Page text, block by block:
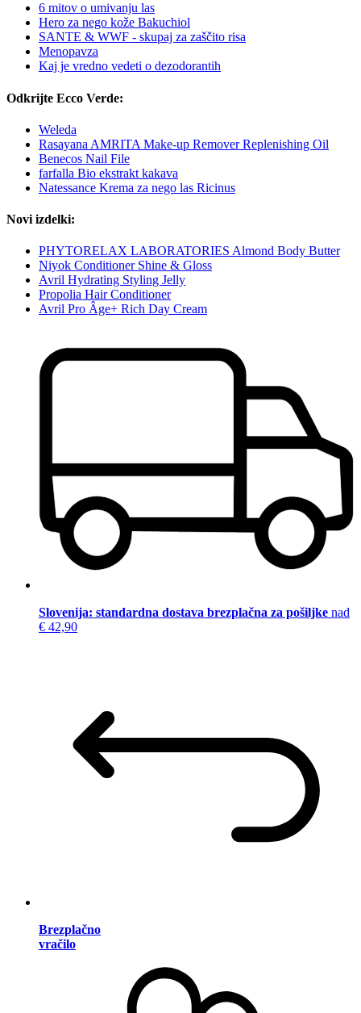
6 mitov o umivanju las
Hero za nego kože Bakuchiol
SANTE & WWF - skupaj za zaščito risa
Menopavza
Kaj je vredno vedeti o dezodorantih
Odkrijte Ecco Verde:
Weleda
Rasayana AMRITA Make-up Remover Replenishing Oil
Benecos Nail File
farfalla Bio ekstrakt kakava
Natessance Krema za nego las Ricinus
Novi izdelki:
PHYTORELAX LABORATORIES Almond Body Butter
Niyok Conditioner Shine & Gloss
Avril Hydrating Styling Jelly
Propolia Hair Conditioner
Avril Pro Âge+ Rich Day Cream
Slovenija: standardna dostava brezplačna za pošiljke nad
€ 42,90
Brezplačno
vračilo